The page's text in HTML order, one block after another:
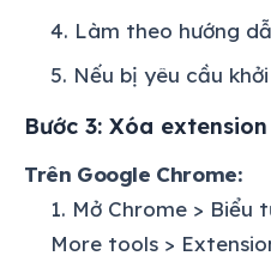
Làm theo hướng
Nếu bị yêu cầu
Bước 3: Xóa
Trên Google Chrome:
Mở Chrome > Biểu
More tools >